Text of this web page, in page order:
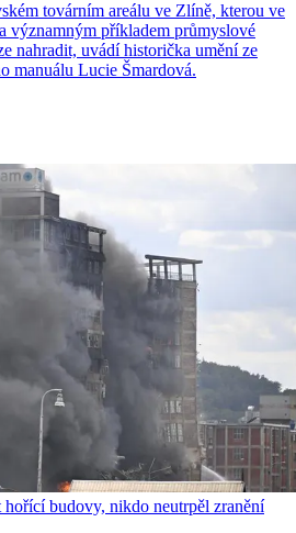
továrním areálu ve Zlíně, kterou ve
významným příkladem průmyslové
nahradit, uvádí historička umění ze
manuálu Lucie Šmardová.
hořící budovy, nikdo neutrpěl zranění